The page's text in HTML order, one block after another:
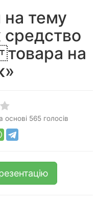
t
на тему
на
основі 565 голосів